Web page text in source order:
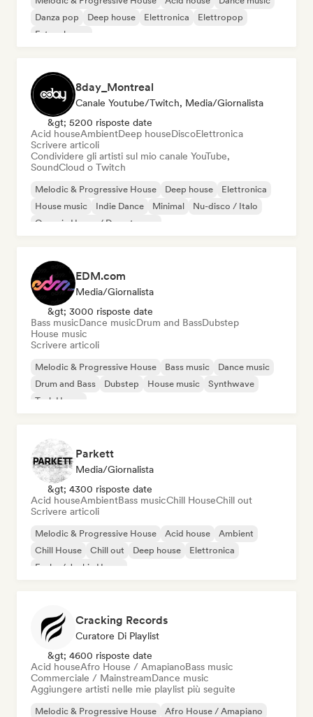
Danza pop
Deep house Elettronica
Elettropop
Future house
8day_Montreal
Canale Youtube/Twitch, Media/Giornalista
&gt; 5200 risposte date
Acid houseAmbientDeep houseDiscoElettronica
Scrivere articoli
Condividere gli artisti sul mio canale YouTube,
SoundCloud o Twitch
Melodic & Progressive House Deep house
Elettronica
House music
Indie Dance Minimal
Nu-disco / Italo
Organic House / Downtempo
EDM.com
Media/Giornalista
&gt; 3000 risposte date
Bass musicDance musicDrum and BassDubstep
House music
Scrivere articoli
Melodic & Progressive House Bass music
Dance music
Drum and Bass
Dubstep House music
Synthwave
Tech House
Parkett
Media/Giornalista
&gt; 4300 risposte date
Acid houseAmbientBass musicChill HouseChill out
Scrivere articoli
Melodic & Progressive House Acid house
Ambient
Chill House
Chill out Deep house
Elettronica
Funky / Jackin House
Cracking Records
Curatore Di Playlist
&gt; 4600 risposte date
Acid houseAfro House / AmapianoBass music
Commerciale / MainstreamDance music
Aggiungere artisti nelle mie playlist più seguite
Melodic & Progressive House
Afro House / Amapiano